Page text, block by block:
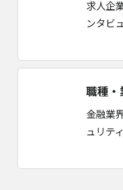
求人企
ンタビ
職種・
金融業
ュリテ